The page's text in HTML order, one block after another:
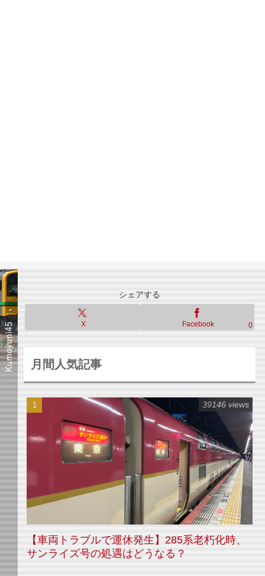
シェアする
X Facebook 0
月間人気記事
【車両トラブルで運休発生】285系老朽化時、
サンライズ号の処遇はどうなる？
39146 views